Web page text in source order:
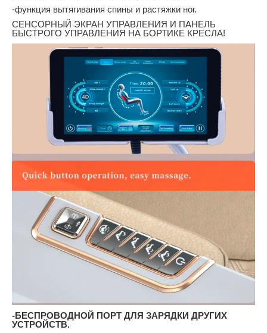
-функция вытягивания спины и растяжки ног.
СЕНСОРНЫЙ ЭКРАН УПРАВЛЕНИЯ И ПАНЕЛЬ
БЫСТРОГО УПРАВЛЕНИЯ НА БОРТИКЕ КРЕСЛА!
-БЕСПРОВОДНОЙ ПОРТ ДЛЯ ЗАРЯДКИ ДРУГИХ
УСТРОЙСТВ.